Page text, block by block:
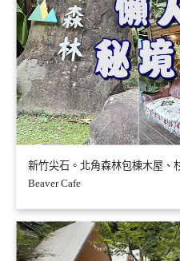
新竹尖石。北角森林包棟木屋、
Beaver Cafe